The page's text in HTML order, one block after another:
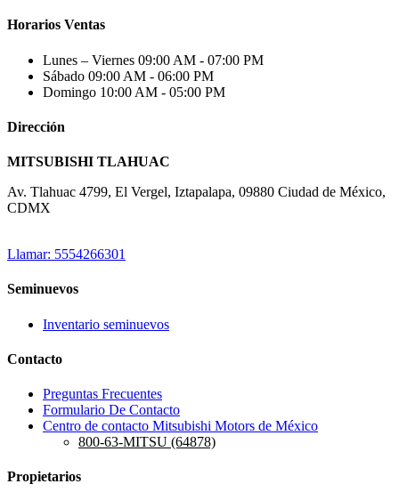
Horarios Ventas
Lunes – Viernes 09:00 AM - 07:00 PM
Sábado 09:00 AM - 06:00 PM
Domingo 10:00 AM - 05:00 PM
Dirección
MITSUBISHI TLAHUAC
Av. Tlahuac 4799, El Vergel, Iztapalapa, 09880 Ciudad de México,
CDMX
Llamar: 5554266301
Seminuevos
Inventario seminuevos
Contacto
Preguntas Frecuentes
Formulario De Contacto
Centro de contacto Mitsubishi Motors de México
800-63-MITSU (64878)
Propietarios